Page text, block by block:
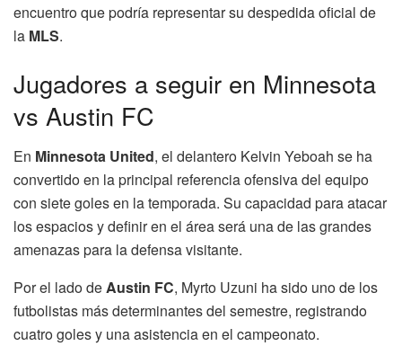
encuentro que podría representar su despedida oficial de
la MLS.
Jugadores a seguir en Minnesota
vs Austin FC
En Minnesota United, el delantero Kelvin Yeboah se ha
convertido en la principal referencia ofensiva del equipo
con siete goles en la temporada. Su capacidad para atacar
los espacios y definir en el área será una de las grandes
amenazas para la defensa visitante.
Por el lado deAustin FC, Myrto Uzuni ha sido uno de los
futbolistas más determinantes del semestre, registrando
cuatro goles y una asistencia en el campeonato.